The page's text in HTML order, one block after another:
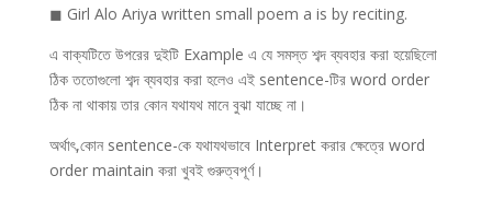
◼ Girl Alo Ariya written small poem a is by reciting.
এ বাক্যটিতে উপরের দুইটি Example এ যে সমস্ত শব্দ ব্যবহার করা হয়েছিলো
ঠিক ততোগুলো শব্দ ব্যবহার করা হলেও এই sentence-টির word order
ঠিক না থাকায় তার কোন যথাযথ মানে বুঝা যাচ্ছে না।
অর্থাৎ,কোন sentence-কে যথাযথভাবে Interpret করার ক্ষেত্রে word
order maintain করা খুবই গুরুত্বপূর্ণ।